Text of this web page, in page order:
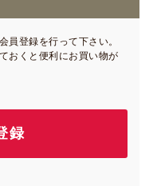
員登録を行って下さい。
おくと便利にお買い物が